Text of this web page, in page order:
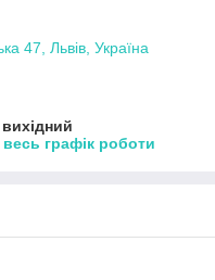
47, Львів, Україна
весь графік роботи